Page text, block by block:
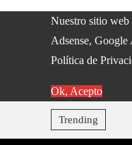
Nuestro sitio web
Adsense, Google
Política de
Ok, Acepto
Trending